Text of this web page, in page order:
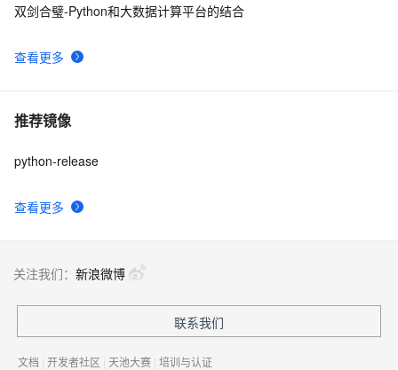
查看更多
双剑合璧-Python和大数据计算平台的结合
推荐镜像
查看更多
python-release
关注我们： 新浪微博
联系我们
文档 | 开发者社区 | 天池大赛 | 培训与认证